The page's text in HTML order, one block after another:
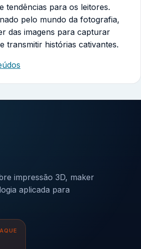
tendências para os leitores.
pelo mundo da fotografia,
das imagens para capturar
transmitir histórias cativantes.
impressão 3D, maker
aplicada para